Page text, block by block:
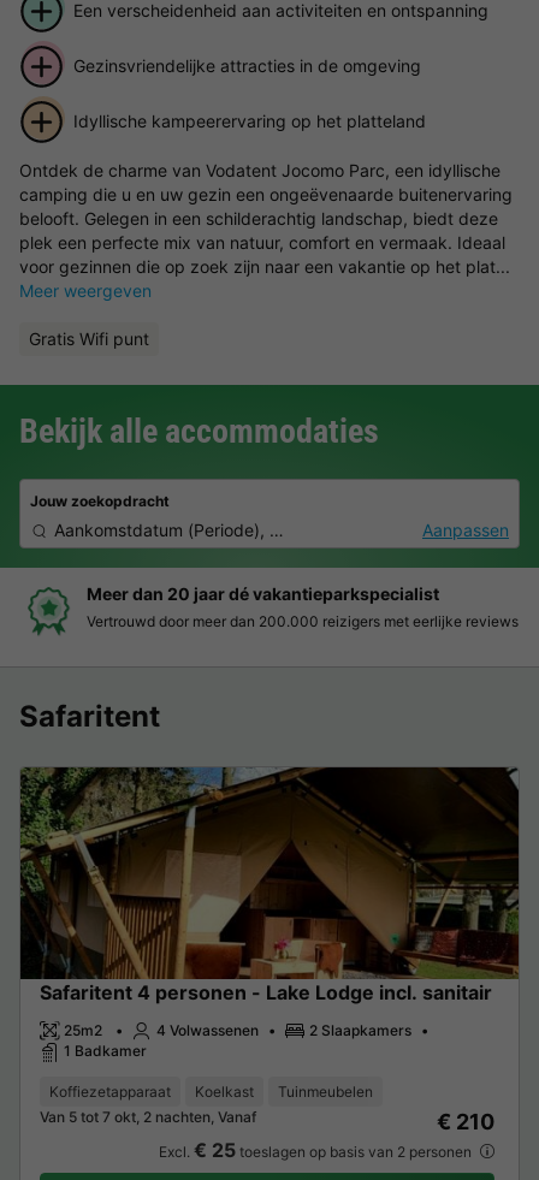
Een verscheidenheid aan activiteiten en ontspanning
Gezinsvriendelijke attracties in de omgeving
Idyllische kampeerervaring op het platteland
Ontdek de charme van Vodatent Jocomo Parc, een idyllische
camping die u en uw gezin een ongeëvenaarde buitenervaring
belooft. Gelegen in een schilderachtig landschap, biedt deze
plek een perfecte mix van natuur, comfort en vermaak. Ideaal
voor gezinnen die op zoek zijn naar een vakantie op het plat...
Meer weergeven
Gratis Wifi punt
Bekijk alle accommodaties
Jouw zoekopdracht
Aankomstdatum (Periode), 2 personen, 0 huisdierAanpassen
Meer dan 20 jaar dé vakantieparkspecialist
Vertrouwd door meer dan 200.000 reizigers met eerlijke reviews
Safaritent
Safaritent 4 personen - Lake Lodge incl. sanitair
25m2 4 Volwassenen
2 Slaapkamers
1 Badkamer
Koffiezetapparaat Koelkast
Tuinmeubelen
Van 5 tot 7 okt, 2 nachten, Vanaf
€ 210
Excl. € 25toeslagen op basis van 2 personen